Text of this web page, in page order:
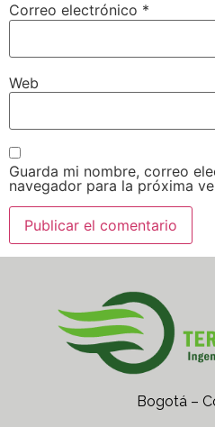
Correo electrónico *
Web
Guarda mi nombre, correo
navegador para la próxima
Bogotá –